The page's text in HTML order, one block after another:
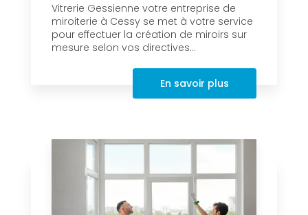
Vitrerie Gessienne votre entreprise de
miroiterie à Cessy se met à votre service
pour effectuer la création de miroirs sur
mesure selon vos directives...
En savoir plus